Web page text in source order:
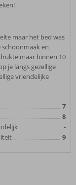
maar het bed was
en
maar binnen 10
je langs gezellige
vriendelijke
7
8
-
9